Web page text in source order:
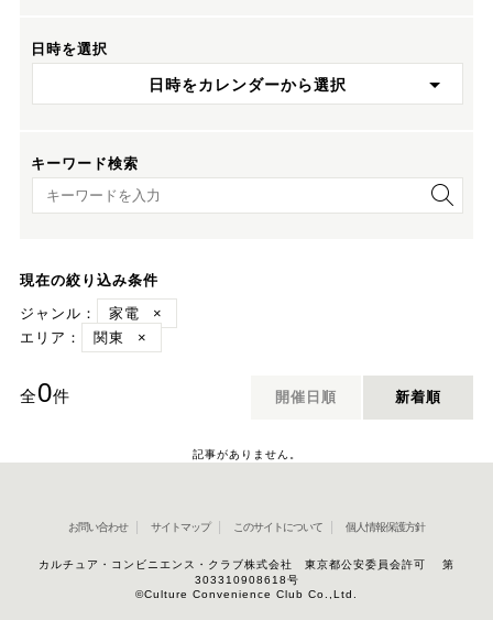
日時を選択
日時をカレンダーから選択
キーワード検索
キーワード検索
現在の絞り込み条件
ジャンル：
家電
×
エリア：
関東 ×
全0件 開催日順 新着順
記事がありません。
お問い合わせ サイトマップ このサイトについて 個人情報保護方針
カルチュア・コンビニエンス・クラブ株式会社 東京都公安委員会許可 第
303310908618号
©Culture Convenience Club Co.,Ltd.